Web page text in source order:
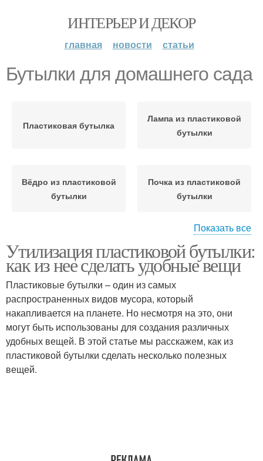
ИНТЕРЬЕР И ДЕКОР
главная новости статьи
Бутылки для домашнего сада
Пластиковая бутылка
Лампа из пластиковой
бутылки
Вёдро из пластиковой
бутылки
Почка из пластиковой
бутылки
пластиковой бутылки
Бутылка для создания
Вертикальный сад
Сад с горизонтальным
креплением
Показать все
Утилизация пластиковой бутылки:
как из нее сделать удобные вещи
Пластиковые бутылки – один из самых
распространенных видов мусора, который
накапливается на планете. Но несмотря на это, они
могут быть использованы для создания различных
удобных вещей. В этой статье мы расскажем, как из
пластиковой бутылки сделать несколько полезных
вещей.